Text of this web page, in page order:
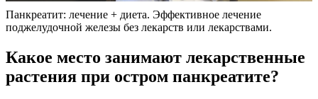
Панкреатит: лечение + диета. Эффективное лечение
поджелудочной железы без лекарств или лекарствами.
Какое место занимают лекарственные
растения при остром панкреатите?